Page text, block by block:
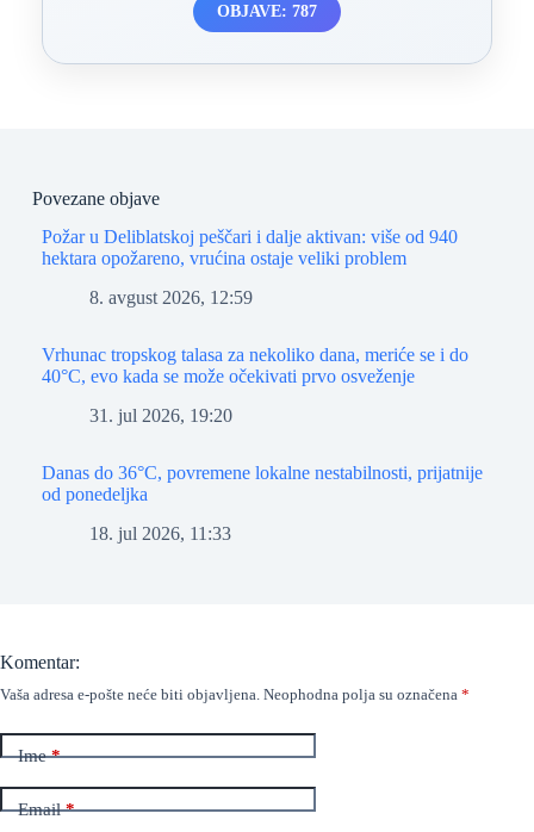
OBJAVE: 787
Povezane objave
Požar u Deliblatskoj peščari i dalje aktivan: više od 940
hektara opožareno, vrućina ostaje veliki problem
8. avgust 2026, 12:59
Vrhunac tropskog talasa za nekoliko dana, meriće se i do
40°C, evo kada se može očekivati prvo osveženje
31. jul 2026, 19:20
Danas do 36°C, povremene lokalne nestabilnosti, prijatnije
od ponedeljka
18. jul 2026, 11:33
Komentar:
Vaša adresa e-pošte neće biti objavljena. Neophodna polja su označena *
Ime*
Email*